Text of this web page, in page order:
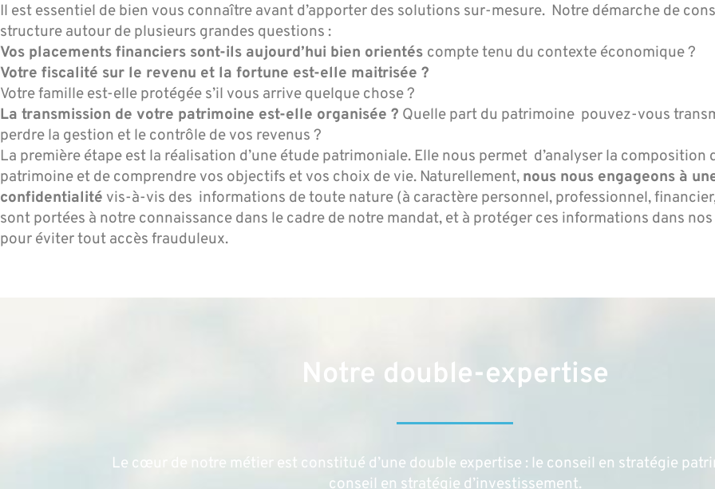
Il est essentiel de bien vous connaître avant d’apporter des solutions sur-mesure. Notre démarche de
structure autour de plusieurs grandes questions :
Vos placements financiers sont-ils aujourd’hui bien orientés compte tenu du contexte économique ?
Votre fiscalité sur le revenu et la fortune est-elle maitrisée ?
Votre famille est-elle protégée s’il vous arrive quelque chose ?
La transmission de votre patrimoine est-elle organisée ? Quelle part du patrimoine pouvez-vous
perdre la gestion et le contrôle de vos revenus ?
La première étape est la réalisation d’une étude patrimoniale. Elle nous permet d’analyser la composition
patrimoine et de comprendre vos objectifs et vos choix de vie. Naturellement, nous nous engageons à
confidentialité vis-à-vis des informations de toute nature (à caractère personnel, professionnel,
sont portées à notre connaissance dans le cadre de notre mandat, et à protéger ces informations dans
pour éviter tout accès frauduleux.
Notre double-expertise
Le cœur de notre métier est constitué d’une double expertise : le conseil en stratégie
conseil en stratégie d’investissement.